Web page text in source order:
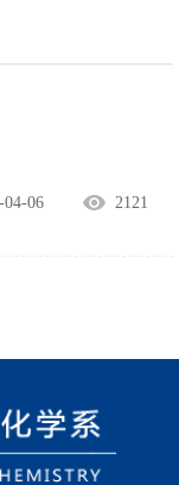
06 2121